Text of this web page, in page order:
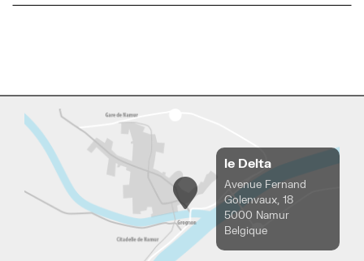
le Delta
Avenue Fernand
Golenvaux, 18
5000 Namur
Belgique